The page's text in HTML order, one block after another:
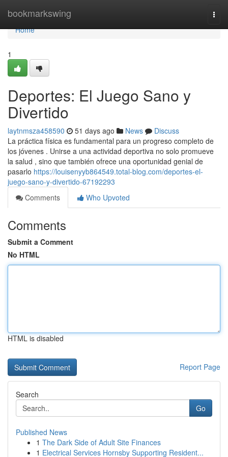
bookmarkswing
Home
Home
1
Deportes: El Juego Sano y
Divertido
laytnmsza458590 51 days ago News
Discuss
La práctica física es fundamental para un progreso completo de
los jóvenes . Unirse a una actividad deportiva no solo promueve
la salud , sino que también ofrece una oportunidad genial de
pasarlo https://louisenyyb864549.total-blog.com/deportes-el-
juego-sano-y-divertido-67192293
Comments
Who Upvoted
Comments
Submit a Comment
No HTML
HTML is disabled
Report Page
Search
Go
Published News
1 The Dark Side of Adult Site Finances
1 Electrical Services Hornsby Supporting Resident...